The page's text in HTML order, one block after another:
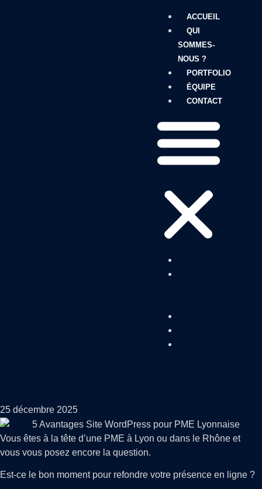
ACCUEIL
QUI
SOMMES-
NOUS ?
PORTFOLIO
ÉQUIPE
CONTACT
25 décembre 2025
Vous êtes à la tête d’une PME à Lyon ou dans le Rhône et
vous vous posez encore la question.
Est-ce le bon moment pour refondre votre présence en ligne ?